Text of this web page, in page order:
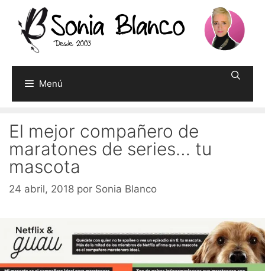
contenido
Menú
El mejor compañero de
maratones de series… tu
mascota
24 abril, 2018 por Sonia Blanco